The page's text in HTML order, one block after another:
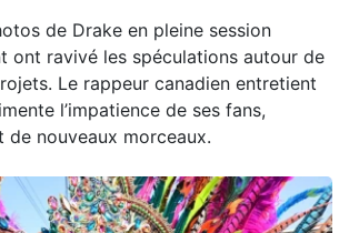
de Drake en pleine session
ont ravivé les spéculations autour de
Le rappeur canadien entretient
l’impatience de ses fans,
de nouveaux morceaux.